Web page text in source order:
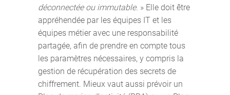
déconnectée ou immutable. » Elle doit être
appréhendée par les équipes IT et les
équipes métier avec une responsabilité
partagée, afin de prendre en compte tous
les paramètres nécessaires, y compris la
gestion de récupération des secrets de
chiffrement. Mieux vaut aussi prévoir un